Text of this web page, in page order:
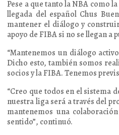
Pese a que tanto la NBA como
llegada del español Chus
mantener el diálogo y
apoyo de FIBA si no se llegan a
“Mantenemos un diálogo
Dicho esto, también somos
socios y la FIBA. Tenemos
“Creo que todos en el sistema
nuestra liga será a través del
mantenemos una
sentido”, continuó.